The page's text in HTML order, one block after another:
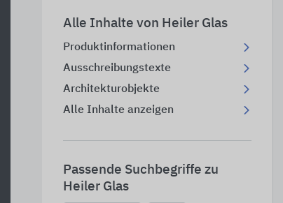
Alle Inhalte von Heiler Glas
Produktinformationen
Ausschreibungstexte
Architekturobjekte
Alle Inhalte anzeigen
Passende Suchbegriffe zu
Heiler Glas